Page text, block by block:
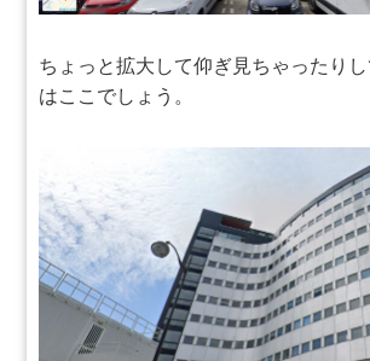
ちょっと拡大して仰ぎ見ちゃったり
はここでしょう。